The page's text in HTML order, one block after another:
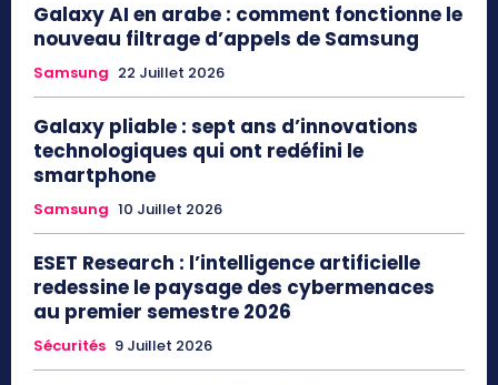
Galaxy AI en arabe : comment fonctionne le
nouveau filtrage d’appels de Samsung
Samsung 22 Juillet 2026
Galaxy pliable : sept ans d’innovations
technologiques qui ont redéfini le
smartphone
Samsung 10 Juillet 2026
ESET Research : l’intelligence artificielle
redessine le paysage des cybermenaces
au premier semestre 2026
Sécurités 9 Juillet 2026